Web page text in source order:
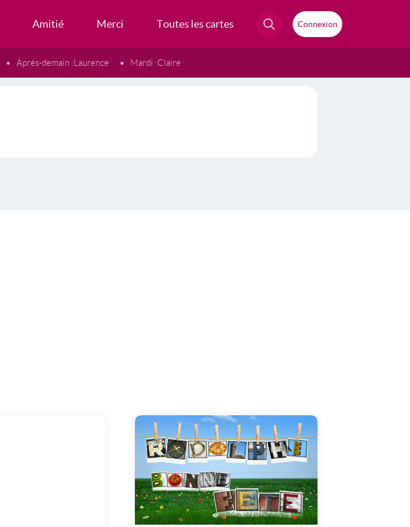
Amitié Merci Toutes les cartes Connexion
Après-demain :Laurence Mardi :Claire
Votre réussite est due à votre sens intuitif